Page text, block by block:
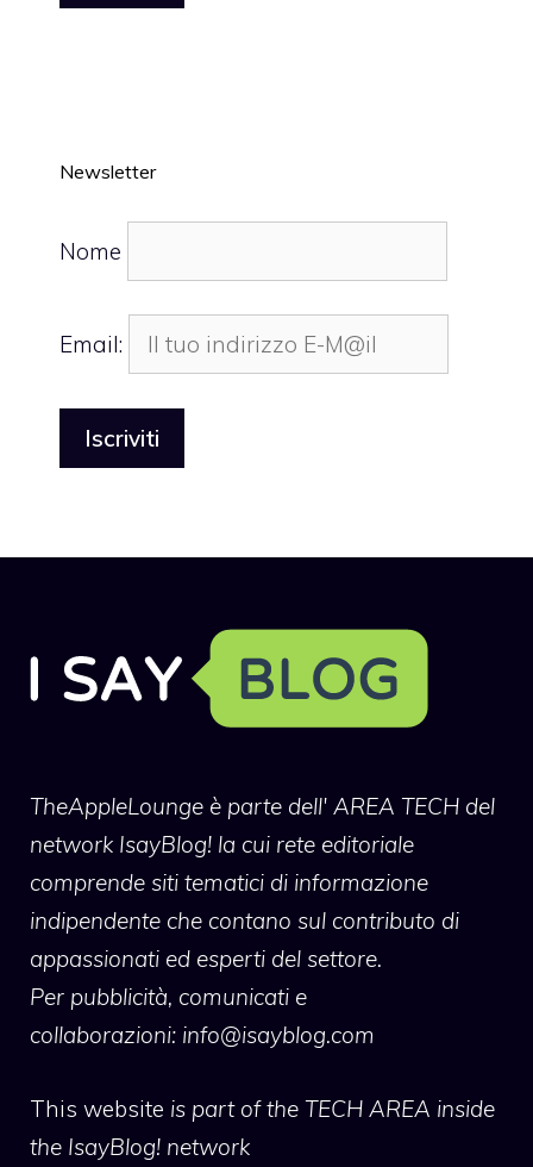
Newsletter
Nome
Email:
TheAppleLounge è parte dell' AREA TECH del
network IsayBlog! la cui rete editoriale
comprende siti tematici di informazione
indipendente che contano sul contributo di
appassionati ed esperti del settore.
Per pubblicità, comunicati e
collaborazioni: info@isayblog.com
This website is part of the TECH AREA inside
the IsayBlog! network